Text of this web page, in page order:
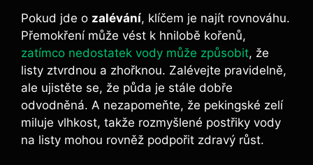
Pokud jde o zalévání, klíčem je najít rovnováhu.
Přemokření může vést k hnilobě kořenů,
zatímco nedostatek vody může způsobit, že
listy ztvrdnou a zhořknou. Zalévejte pravidelně,
ale ujistěte se, že půda je stále dobře
odvodněná. A nezapomeňte, že pekingské zelí
miluje vlhkost, takže rozmyšlené postřiky vody
na listy mohou rovněž podpořit zdravý růst.